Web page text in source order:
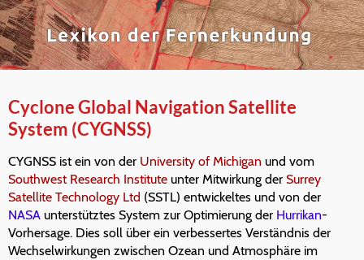
Cyclone Global Navigation Satellite
System (CYGNSS)
CYGNSS ist ein von der University of Michigan und vom
Southwest Research Institute unter Mitwirkung der Surrey
Satellite Technology Ltd (SSTL) entwickeltes und von der
NASA unterstütztes System zur Optimierung der Hurrikan-
Vorhersage. Dies soll über ein verbessertes Verständnis der
Wechselwirkungen zwischen Ozean und Atmosphäre im